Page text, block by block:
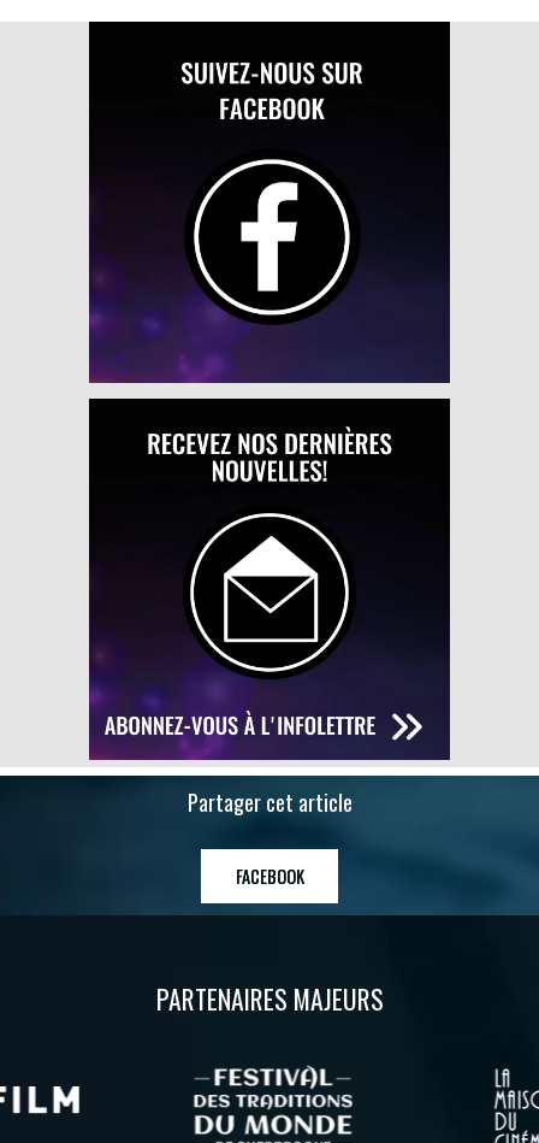
Partager cet article
FACEBOOK
PARTENAIRES MAJEURS